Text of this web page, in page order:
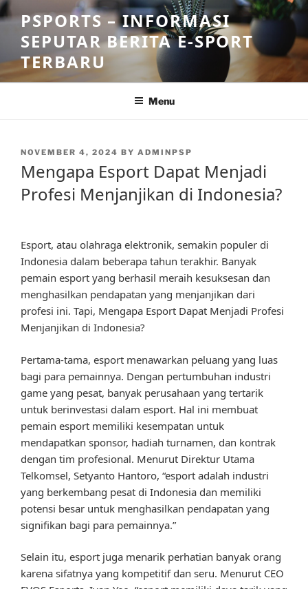
Skip
to
content
PSPORTS – INFORMASI
SEPUTAR BERITA E-SPORT
TERBARU
Menu
POSTED
NOVEMBER 4, 2024 BY ADMINPSP
Mengapa Esport Dapat Menjadi
Profesi Menjanjikan di Indonesia?
Esport, atau olahraga elektronik, semakin populer di
Indonesia dalam beberapa tahun terakhir. Banyak
pemain esport yang berhasil meraih kesuksesan dan
menghasilkan pendapatan yang menjanjikan dari
profesi ini. Tapi, Mengapa Esport Dapat Menjadi Profesi
Menjanjikan di Indonesia?
Pertama-tama, esport menawarkan peluang yang luas
bagi para pemainnya. Dengan pertumbuhan industri
game yang pesat, banyak perusahaan yang tertarik
untuk berinvestasi dalam esport. Hal ini membuat
pemain esport memiliki kesempatan untuk
mendapatkan sponsor, hadiah turnamen, dan kontrak
dengan tim profesional. Menurut Direktur Utama
Telkomsel, Setyanto Hantoro, “esport adalah industri
yang berkembang pesat di Indonesia dan memiliki
potensi besar untuk menghasilkan pendapatan yang
signifikan bagi para pemainnya.”
Selain itu, esport juga menarik perhatian banyak orang
karena sifatnya yang kompetitif dan seru. Menurut CEO